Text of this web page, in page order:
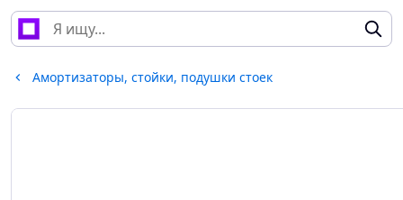
Амортизаторы, стойки, подушки стоек